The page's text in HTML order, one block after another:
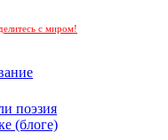
делитесь с миром!
поэзия
(блоге)